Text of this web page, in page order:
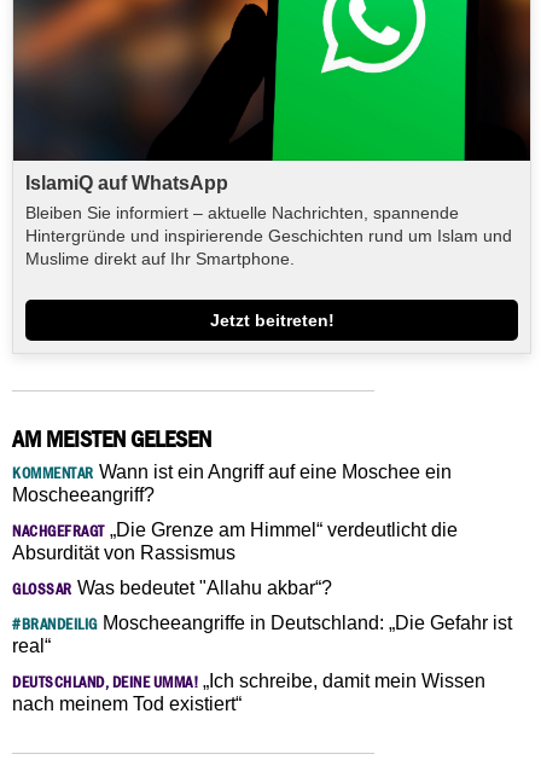
IslamiQ auf WhatsApp
Bleiben Sie informiert – aktuelle Nachrichten, spannende
Hintergründe und inspirierende Geschichten rund um Islam und
Muslime direkt auf Ihr Smartphone.
Jetzt beitreten!
AM MEISTEN GELESEN
KOMMENTAR Wann ist ein Angriff auf eine Moschee ein
Moscheeangriff?
NACHGEFRAGT„Die Grenze am Himmel“ verdeutlicht die
Absurdität von Rassismus
GLOSSAR Was bedeutet "Allahu akbar“?
#BRANDEILIGMoscheeangriffe in Deutschland: „Die Gefahr ist
real“
DEUTSCHLAND, DEINE UMMA! „Ich schreibe, damit mein Wissen
nach meinem Tod existiert“